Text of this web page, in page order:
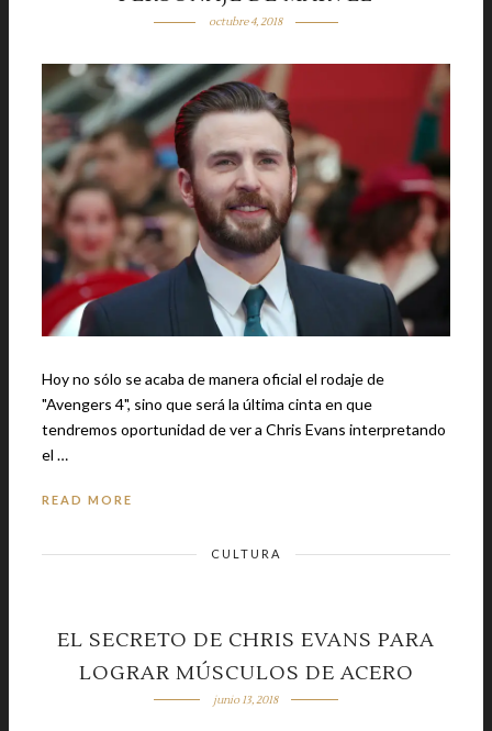
octubre 4, 2018
Hoy no sólo se acaba de manera oficial el rodaje de
"Avengers 4", sino que será la última cinta en que
tendremos oportunidad de ver a Chris Evans interpretando
el …
READ MORE
CULTURA
EL SECRETO DE CHRIS EVANS PARA
LOGRAR MÚSCULOS DE ACERO
junio 13, 2018